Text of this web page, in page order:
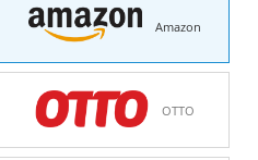
Amazon
OTTO